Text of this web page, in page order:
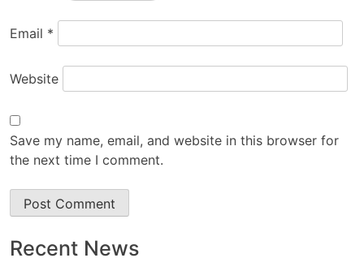
Email *
Website
Save my name, email, and website in this browser for
the next time I comment.
Recent News